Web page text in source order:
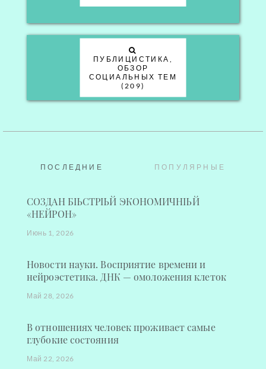
ПУБЛИЦИСТИКА,
ОБЗОР
СОЦИАЛЬНЫХ ТЕМ
(209)
ПОСЛЕДНИЕ ПОПУЛЯРНЫЕ
СОЗДАН БЫСТРЫЙ ЭКОНОМИЧНЫЙ
«НЕЙРОН»
Июнь 1, 2026
Новости науки. Восприятие времени и
нейроэстетика. ДНК — омоложения клеток
Май 28, 2026
В отношениях человек проживает самые
глубокие состояния
Май 22, 2026